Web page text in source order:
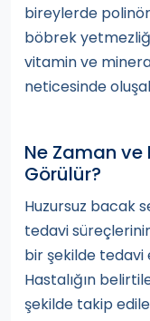
bireylerde
böbrek
vitamin ve
neticesinde
Ne Zaman ve
Görülür?
Huzursuz bacak
tedavi
bir şekilde tedavi
Hastalığın
şekilde takip